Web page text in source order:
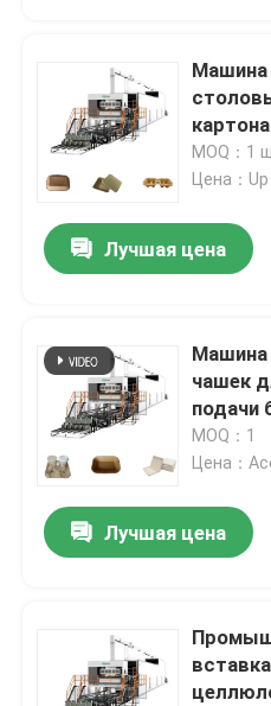
Продукция
Машина
MOQ：1
Цена：
Лучшая цена
Машина
чашек
подачи
MOQ：1
Цена：
Лучшая цена